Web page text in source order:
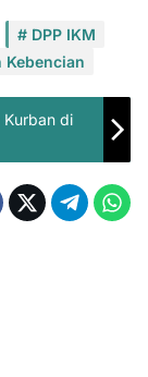
DPP IKM
Kebencian
Kurban di